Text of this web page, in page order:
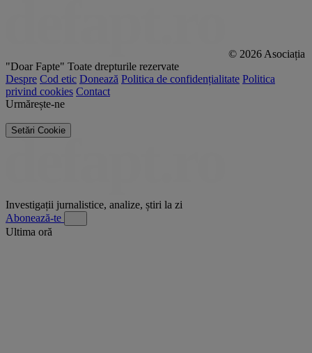
© 2026 Asociația
"Doar Fapte" Toate drepturile rezervate
Despre Cod etic Donează Politica de confidențialitate Politica
privind cookies Contact
Urmărește-ne
Setări Cookie
Investigații jurnalistice, analize, știri la zi
Abonează-te
Ultima oră